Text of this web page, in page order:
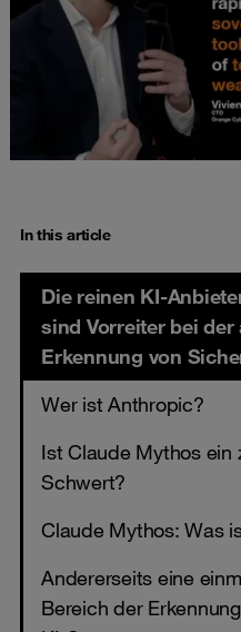
In this article
Die reinen KI-
sind Vorreiter bei
Erkennung von
Wer ist Anthropic?
Ist Claude Mythos ein
Schwert?
Claude Mythos: Was
Andererseits eine
Bereich der